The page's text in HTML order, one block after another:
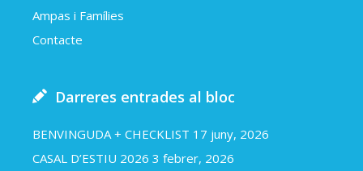
Ampas i Famílies
Contacte
Darreres entrades al bloc
BENVINGUDA + CHECKLIST 17 juny, 2026
CASAL D’ESTIU 2026 3 febrer, 2026